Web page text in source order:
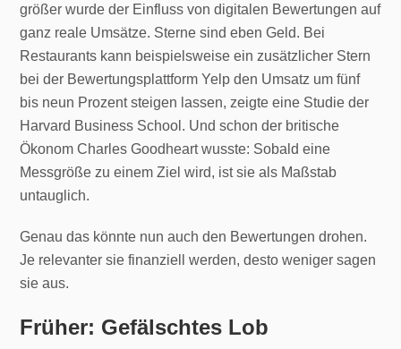
größer wurde der Einfluss von digitalen Bewertungen auf
ganz reale Umsätze. Sterne sind eben Geld. Bei
Restaurants kann beispielsweise ein zusätzlicher Stern
bei der Bewertungsplattform Yelp den Umsatz um fünf
bis neun Prozent steigen lassen, zeigte eine Studie der
Harvard Business School. Und schon der britische
Ökonom Charles Goodheart wusste: Sobald eine
Messgröße zu einem Ziel wird, ist sie als Maßstab
untauglich.
Genau das könnte nun auch den Bewertungen drohen.
Je relevanter sie finanziell werden, desto weniger sagen
sie aus.
Früher: Gefälschtes Lob